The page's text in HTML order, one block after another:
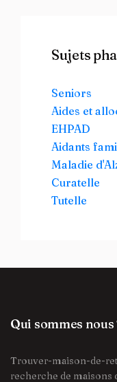
Sujets
Seniors
Aides et
EHPAD
Aidants
Maladie
Curatelle
Tutelle
Qui sommes nous
Trouver-maison-de-
recherche de maisons